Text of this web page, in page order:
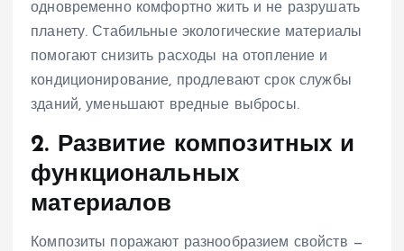
одновременно комфортно жить и не разрушать
планету. Стабильные экологические материалы
помогают снизить расходы на отопление и
кондиционирование, продлевают срок службы
зданий, уменьшают вредные выбросы.
2. Развитие композитных и
функциональных
материалов
Композиты поражают разнообразием свойств —